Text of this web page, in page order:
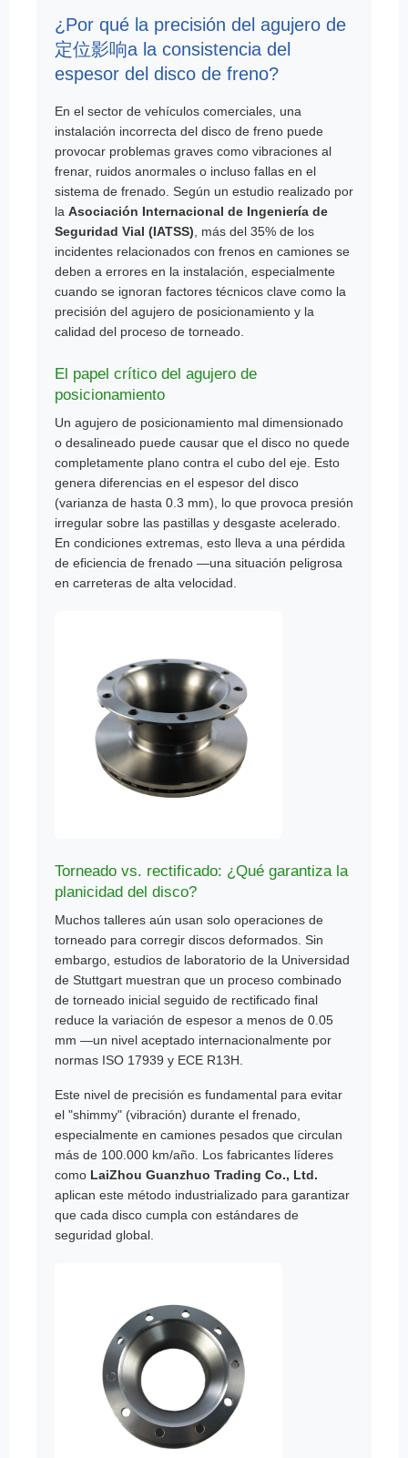
¿Por qué la precisión del agujero de
定位影响a la consistencia del
espesor del disco de freno?
En el sector de vehículos comerciales, una
instalación incorrecta del disco de freno puede
provocar problemas graves como vibraciones al
frenar, ruidos anormales o incluso fallas en el
sistema de frenado. Según un estudio realizado por
la Asociación Internacional de Ingeniería de
Seguridad Vial (IATSS) , más del 35% de los
incidentes relacionados con frenos en camiones se
deben a errores en la instalación, especialmente
cuando se ignoran factores técnicos clave como la
precisión del agujero de posicionamiento y la
calidad del proceso de torneado.
El papel crítico del agujero de
posicionamiento
Un agujero de posicionamiento mal dimensionado
o desalineado puede causar que el disco no quede
completamente plano contra el cubo del eje. Esto
genera diferencias en el espesor del disco
(varianza de hasta 0.3 mm), lo que provoca presión
irregular sobre las pastillas y desgaste acelerado.
En condiciones extremas, esto lleva a una pérdida
de eficiencia de frenado —una situación peligrosa
en carreteras de alta velocidad.
Torneado vs. rectificado: ¿Qué garantiza la
planicidad del disco?
Muchos talleres aún usan solo operaciones de
torneado para corregir discos deformados. Sin
embargo, estudios de laboratorio de la Universidad
de Stuttgart muestran que un proceso combinado
de torneado inicial seguido de rectificado final
reduce la variación de espesor a menos de 0.05
mm —un nivel aceptado internacionalmente por
normas ISO 17939 y ECE R13H.
Este nivel de precisión es fundamental para evitar
el "shimmy" (vibración) durante el frenado,
especialmente en camiones pesados que circulan
más de 100.000 km/año. Los fabricantes líderes
como LaiZhou Guanzhuo Trading Co., Ltd.
aplican este método industrializado para garantizar
que cada disco cumpla con estándares de
seguridad global.